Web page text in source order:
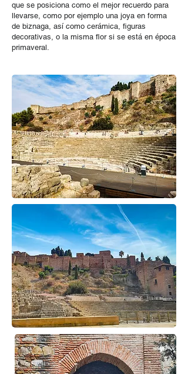
que se posiciona como el mejor recuerdo para
llevarse, como por ejemplo una joya en forma
de biznaga, así como cerámica, figuras
decorativas, o la misma flor si se está en época
primaveral.